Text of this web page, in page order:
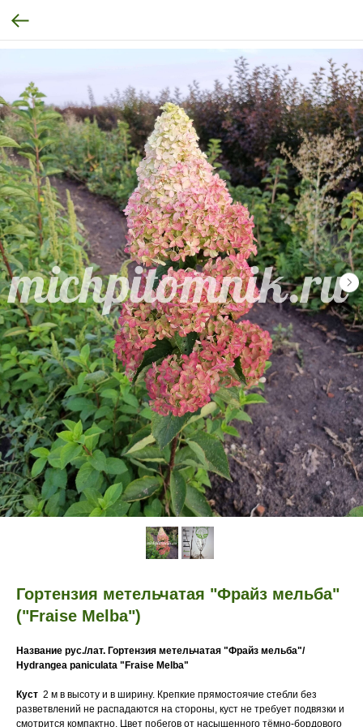
Гортензия метельчатая "Фрайз мельба"
("Fraise Melba")
Название рус./лат. Гортензия метельчатая "Фрайз мельба"/
Hydrangea paniculata "Fraise Melba"
Куст 2 м в высоту и в ширину. Крепкие прямостоячие стебли без
разветвлений не распадаются на стороны, куст не требует подвязки и
смотрится компактно. Цвет побегов от насыщенного тёмно-бордового